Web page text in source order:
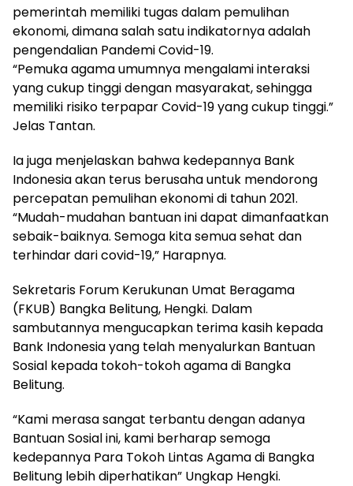
pemerintah memiliki tugas dalam pemulihan
ekonomi, dimana salah satu indikatornya adalah
pengendalian Pandemi Covid-19.
“Pemuka agama umumnya mengalami interaksi
yang cukup tinggi dengan masyarakat, sehingga
memiliki risiko terpapar Covid-19 yang cukup tinggi.”
Jelas Tantan.
Ia juga menjelaskan bahwa kedepannya Bank
Indonesia akan terus berusaha untuk mendorong
percepatan pemulihan ekonomi di tahun 2021.
“Mudah-mudahan bantuan ini dapat dimanfaatkan
sebaik-baiknya. Semoga kita semua sehat dan
terhindar dari covid-19,” Harapnya.
Sekretaris Forum Kerukunan Umat Beragama
(FKUB) Bangka Belitung, Hengki. Dalam
sambutannya mengucapkan terima kasih kepada
Bank Indonesia yang telah menyalurkan Bantuan
Sosial kepada tokoh-tokoh agama di Bangka
Belitung.
“Kami merasa sangat terbantu dengan adanya
Bantuan Sosial ini, kami berharap semoga
kedepannya Para Tokoh Lintas Agama di Bangka
Belitung lebih diperhatikan” Ungkap Hengki.